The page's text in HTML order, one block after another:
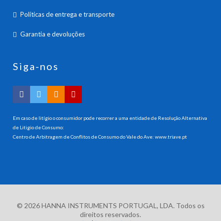
Políticas de entrega e transporte
Garantia e devoluções
Siga-nos
Em caso de litígio o consumidor pode recorrer a uma entidade de Resolução Alternativa
de Litigio de Consumo:
Centro de Arbitragem de Conflitos de Consumo do Vale do Ave:www.triave.pt
© 2026 HANNA INSTRUMENTS PORTUGAL, LDA. Todos os
direitos reservados.